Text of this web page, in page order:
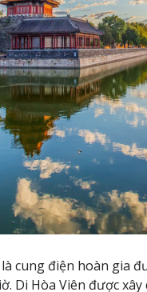
cung điện hoàn gia
Di Hòa Viên được